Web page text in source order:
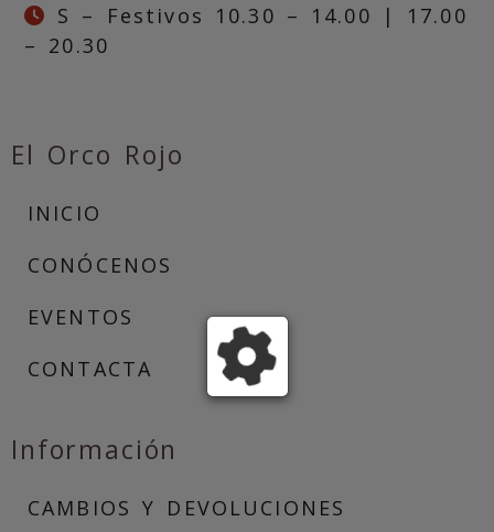
S – Festivos 10.30 – 14.00 | 17.00
– 20.30
El Orco Rojo
INICIO
CONÓCENOS
EVENTOS
CONTACTA
Información
CAMBIOS Y DEVOLUCIONES